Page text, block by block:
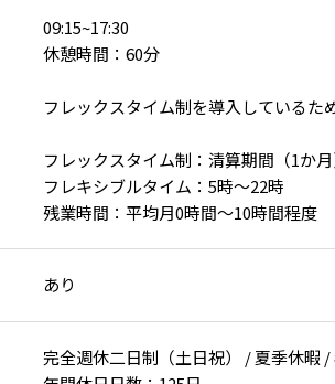
09:15~17:30
休憩時間：60分
フレックスタイム制を導入している
フレックスタイム制：清算期間（1か
フレキシブルタイム：5時～22時
残業時間：平均月0時間～10時間程度
あり
完全週休二日制（土日祝） / 夏季休暇